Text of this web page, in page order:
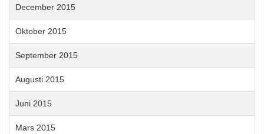
December 2015
Oktober 2015
September 2015
Augusti 2015
Juni 2015
Mars 2015